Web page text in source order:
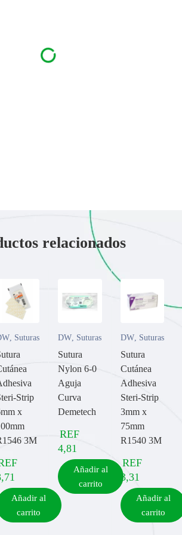
relacionados
, Suturas
Strip
x
3M
Añadir al
carrito
DW Suturas
Sutura
Nylon 6-0
Aguja
Curva
Demetech
REF
4,81
Añadir al
carrito
DW, Suturas
Sutura
Cutánea
Adhesiva
Steri-Strip
3mm x
75mm
R1540 3M
REF
3,31
Añadir al
carrito